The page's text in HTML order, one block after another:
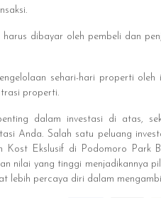
harus dibayar oleh pembeli dan
sehari-hari properti oleh
properti.
dalam investasi di atas,
Anda. Salah satu peluang
Kost Ekslusif di Podomoro Park
nilai yang tinggi menjadikannya
lebih percaya diri dalam